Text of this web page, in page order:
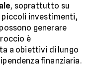
, soprattutto su
piccoli investimenti,
generare
è
a obiettivi di lungo
finanziaria.